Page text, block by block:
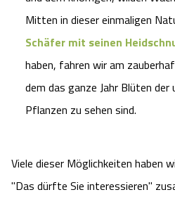
Mitten in dieser einmaligen
Schäfer mit seinen
haben, fahren wir am
dem das ganze Jahr Blüten
Pflanzen zu sehen sind.
Viele dieser Möglichkeiten haben
"Das dürfte Sie interessieren"